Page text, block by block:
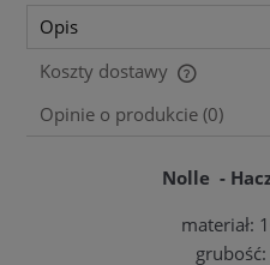
Opis
Koszty dostawy
Cena nie zawiera
Opinie o produkcie (0)
Nolle -
materiał: